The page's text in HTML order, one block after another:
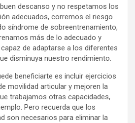
descanso y no respetamos los
adecuados, corremos el riesgo
síndrome de sobreentrenamiento,
más de lo adecuado y
de adaptarse a los diferentes
disminuya nuestro rendimiento.
beneficiarte es incluir ejercicios
movilidad articular y mejoren la
trabajamos otras capacidades,
Pero recuerda que los
son necesarios para eliminar la